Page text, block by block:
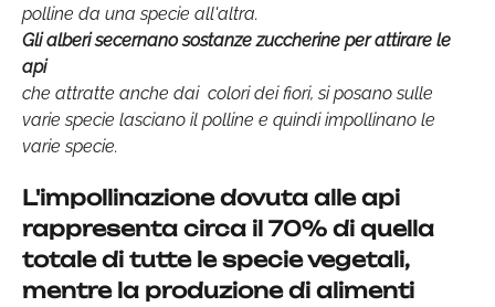
polline da una specie all'altra.
Gli alberi secernano sostanze zuccherine per attirare le
api
che attratte anche dai colori dei fiori, si posano sulle
varie specie lasciano il polline e quindi impollinano le
varie specie.
L'impollinazione dovuta alle api
rappresenta circa il 70% di quella
totale di tutte le specie vegetali,
mentre la produzione di alimenti